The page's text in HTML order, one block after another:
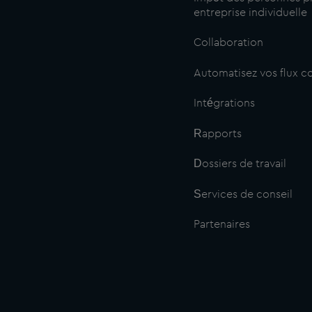
entreprise individuelle
Collaboration
Automatisez vos flux
Intégrations
Rapports
Dossiers de travail
Services de conseil
Partenaires